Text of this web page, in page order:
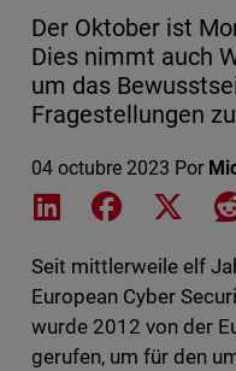
Der Oktober ist
Dies nimmt auch
um das
Fragestellungen
04 octubre 2023 Por
Share on LinkedIn
Share on
Seit mittlerweile elf
European Cyber
wurde 2012 von der
gerufen, um für den